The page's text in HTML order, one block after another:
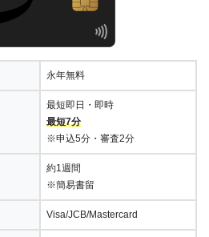
永年無料
最短即日・即時
最短7分
※申込5分・審査2分
約1週間
※簡易書留
Visa/JCB/Mastercard